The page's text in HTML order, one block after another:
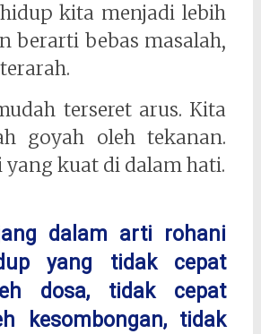
kita menjadi lebih
berarti bebas masalah,
terseret arus. Kita
goyah oleh tekanan.
yang kuat di dalam hati.
dalam arti rohani
yang tidak cepat
dosa, tidak cepat
kesombongan, tidak